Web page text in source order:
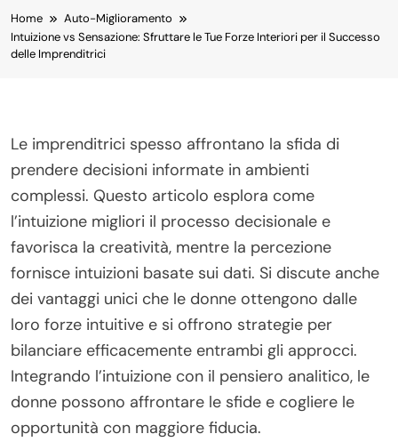
to
content
Home
Auto-Miglioramento
Intuizione vs Sensazione: Sfruttare le Tue Forze Interiori per il Successo
delle Imprenditrici
Le imprenditrici spesso affrontano la sfida di
prendere decisioni informate in ambienti
complessi. Questo articolo esplora come
l’intuizione migliori il processo decisionale e
favorisca la creatività, mentre la percezione
fornisce intuizioni basate sui dati. Si discute anche
dei vantaggi unici che le donne ottengono dalle
loro forze intuitive e si offrono strategie per
bilanciare efficacemente entrambi gli approcci.
Integrando l’intuizione con il pensiero analitico, le
donne possono affrontare le sfide e cogliere le
opportunità con maggiore fiducia.